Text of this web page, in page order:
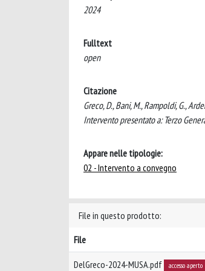
2024
Fulltext
open
Citazione
Greco, D., Bani, M., Rampoldi, G.,
Intervento presentato a: Terzo
Appare nelle tipologie:
02 - Intervento a convegno
File in questo prodotto:
File
DelGreco-2024-MUSA.pdf accesso aperto